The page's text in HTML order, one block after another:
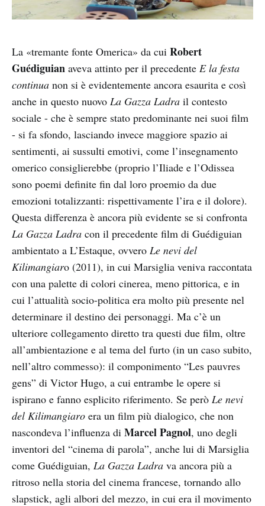
La «tremante fonte Omerica» da cui Robert
Guédiguian aveva attinto per il precedente E la festa
continua non si è evidentemente ancora esaurita e così
anche in questo nuovo La Gazza Ladra il contesto
sociale - che è sempre stato predominante nei suoi film
- si fa sfondo, lasciando invece maggiore spazio ai
sentimenti, ai sussulti emotivi, come l’insegnamento
omerico consiglierebbe (proprio l’Iliade e l’Odissea
sono poemi definite fin dal loro proemio da due
emozioni totalizzanti: rispettivamente l’ira e il dolore).
Questa differenza è ancora più evidente se si confronta
La Gazza Ladra con il precedente film di Guédiguian
ambientato a L’Estaque, ovvero Le nevi del
Kilimangiaro (2011), in cui Marsiglia veniva raccontata
con una palette di colori cinerea, meno pittorica, e in
cui l’attualità socio-politica era molto più presente nel
determinare il destino dei personaggi. Ma c’è un
ulteriore collegamento diretto tra questi due film, oltre
all’ambientazione e al tema del furto (in un caso subito,
nell’altro commesso): il componimento “Les pauvres
gens” di Victor Hugo, a cui entrambe le opere si
ispirano e fanno esplicito riferimento. Se però Le nevi
del Kilimangiaro era un film più dialogico, che non
nascondeva l’influenza di Marcel Pagnol, uno degli
inventori del “cinema di parola”, anche lui di Marsiglia
come Guédiguian, La Gazza Ladra va ancora più a
ritroso nella storia del cinema francese, tornando allo
slapstick, agli albori del mezzo, in cui era il movimento